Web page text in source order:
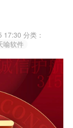
17:30 分类：
喻软件